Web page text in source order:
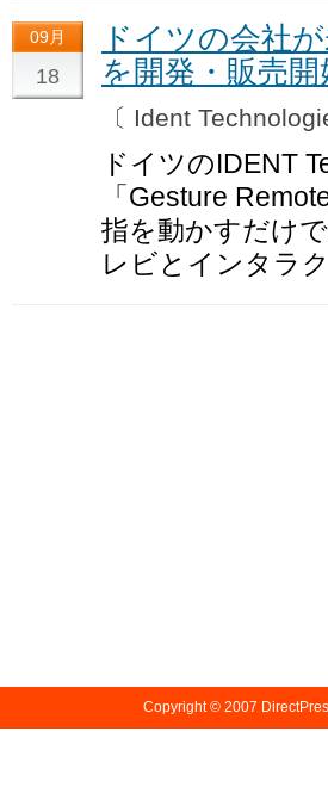
09月
18
ドイツの会社
を開発・販売開
〔 Ident
ドイツのIDENT
「Gesture
指を動かすだけ
レビとインタラ
Copyright © 2007